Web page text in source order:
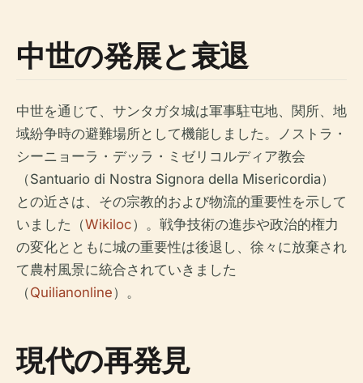
中世の発展と衰退
中世を通じて、サンタガタ城は軍事駐屯地、関所、地
域紛争時の避難場所として機能しました。ノストラ・
シーニョーラ・デッラ・ミゼリコルディア教会
（Santuario di Nostra Signora della Misericordia）
との近さは、その宗教的および物流的重要性を示して
いました（Wikiloc）。戦争技術の進歩や政治的権力
の変化とともに城の重要性は後退し、徐々に放棄され
て農村風景に統合されていきました
（Quilianonline）。
現代の再発見